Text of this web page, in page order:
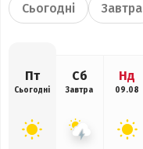
Сьогодні Завтра
Пт
Сьогодні
Сб
Завтра
Нд
09.08